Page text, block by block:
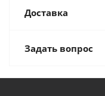
Доставка
Задать вопрос